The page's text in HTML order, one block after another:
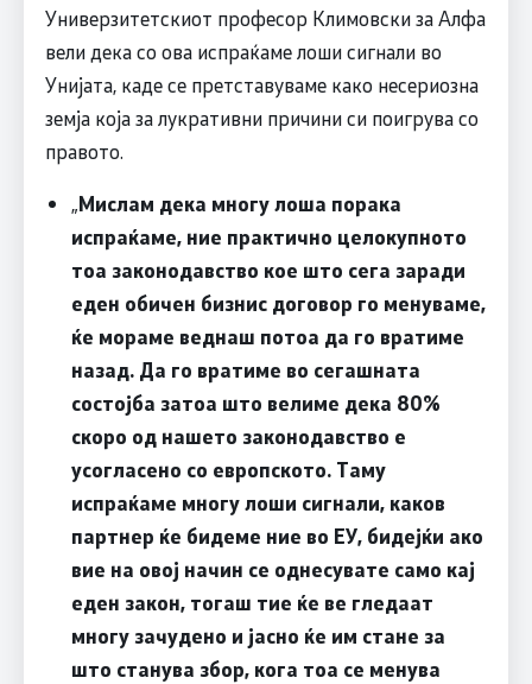
Универзитетскиот професор Климовски за Алфа
вели дека со ова испраќаме лоши сигнали во
Унијата, каде се претставуваме како несериозна
земја која за лукративни причини си поигрува со
правото.
„Мислам дека многу лоша порака
испраќаме, ние практично целокупното
тоа законодавство кое што сега заради
еден обичен бизнис договор го менуваме,
ќе мораме веднаш потоа да го вратиме
назад. Да го вратиме во сегашната
состојба затоа што велиме дека 80%
скоро од нашето законодавство е
усогласено со европското. Таму
испраќаме многу лоши сигнали, каков
партнер ќе бидеме ние во ЕУ, бидејќи ако
вие на овој начин се однесувате само кај
еден закон, тогаш тие ќе ве гледаат
многу зачудено и јасно ќе им стане за
што станува збор, кога тоа се менува